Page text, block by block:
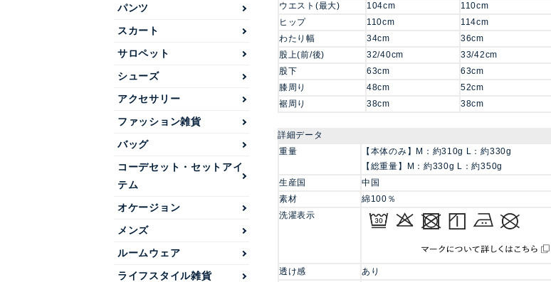
パンツ
スカート
サロペット
シューズ
アクセサリー
ファッション雑貨
バッグ
コーデセット・セットアイ
テム
オケージョン
メンズ
ルームウェア
ライフスタイル雑貨
ウエスト(最大)
104cm
110cm
ヒップ
110cm
114cm
わたり幅
34cm
36cm
股上(前/後)
32/40cm
33/42cm
股下
63cm
63cm
膝周り
48cm
52cm
裾周り
38cm 38cm
詳細データ
重量
【本体のみ】M：約310g L：約330g
【総重量】M：約330g L：約350g
生産国
中国
素材
綿100％
洗濯表示
透け感
あり